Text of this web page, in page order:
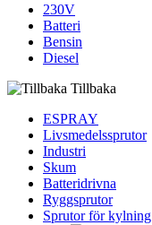
230V
Batteri
Bensin
Diesel
Tillbaka
ESPRAY
Livsmedelssprutor
Industri
Skum
Batteridrivna
Ryggsprutor
Sprutor för kylning